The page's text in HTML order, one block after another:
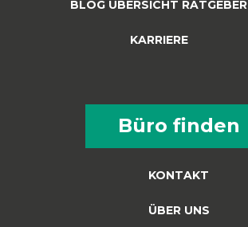
BLOG ÜBERSICHT RATGEBER
KARRIERE
Büro finden
KONTAKT
ÜBER UNS